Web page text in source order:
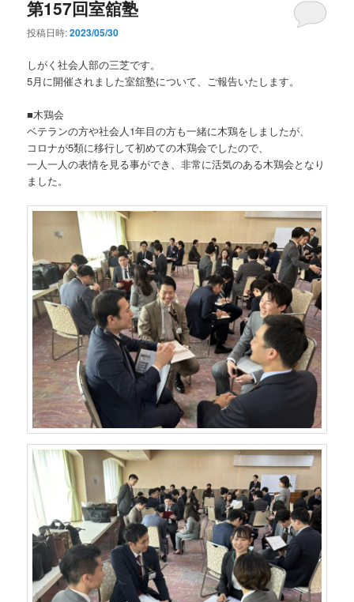
第157回室舘塾
投稿日時:2023/05/30
しがく社会人部の三芝です。
5月に開催されました室舘塾について、ご報告いたします。
■木鶏会
ベテランの方や社会人1年目の方も一緒に木鶏をしましたが、
コロナが5類に移行して初めての木鶏会でしたので、
一人一人の表情を見る事ができ、非常に活気のある木鶏会となり
ました。